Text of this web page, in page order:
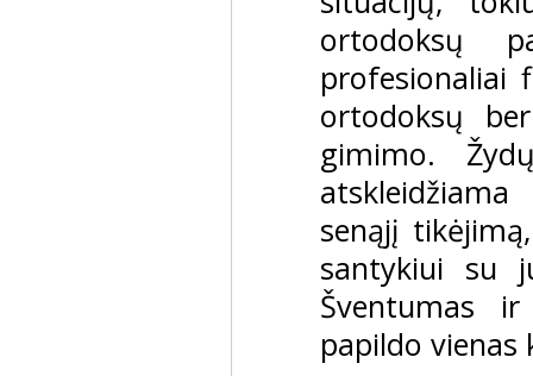
ortodoksų
profesionaliai
ortodoksų
gimimo.
senąjį
santykiui su
Šventumas
papildo vienas